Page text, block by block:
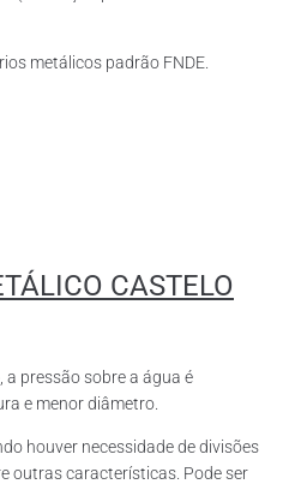
metálicos padrão FNDE.
CASTELO
a pressão sobre a água é
e menor diâmetro.
houver necessidade de divisões
outras características. Pode ser